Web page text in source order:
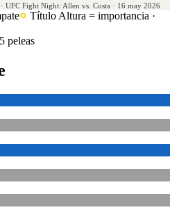
UFC Fight Night: Allen vs. Costa · 16 may 2026
Título Altura = importancia ·
peleas